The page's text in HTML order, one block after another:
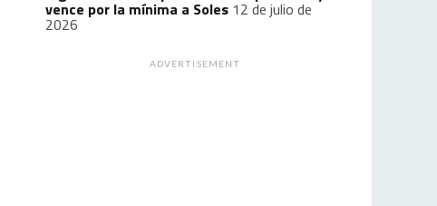
vence por la mínima a Soles 12 de julio de
2026
ADVERTISEMENT